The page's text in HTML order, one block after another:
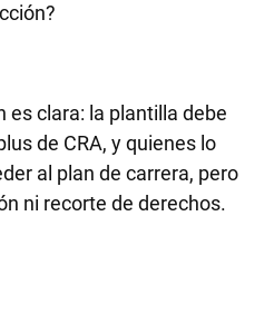
es clara: la plantilla debe
de CRA, y quienes lo
al plan de carrera, pero
ni recorte de derechos.